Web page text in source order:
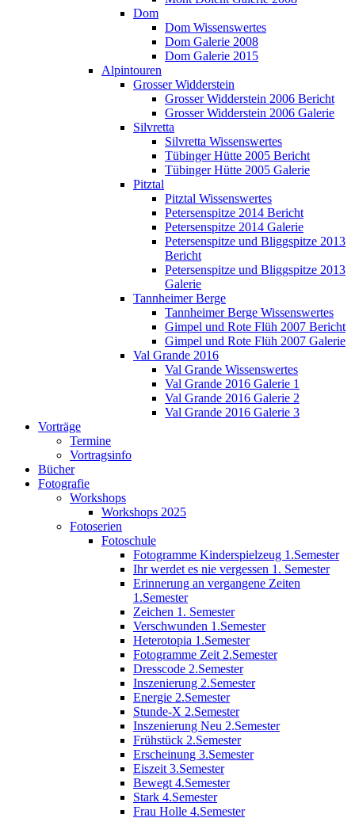
Dom
Dom Wissenswertes
Dom Galerie 2008
Dom Galerie 2015
Alpintouren
Grosser Widderstein
Grosser Widderstein 2006 Bericht
Grosser Widderstein 2006 Galerie
Silvretta
Silvretta Wissenswertes
Tübinger Hütte 2005 Bericht
Tübinger Hütte 2005 Galerie
Pitztal
Pitztal Wissenswertes
Petersenspitze 2014 Bericht
Petersenspitze 2014 Galerie
Petersenspitze und Bliggspitze 2013
Bericht
Petersenspitze und Bliggspitze 2013
Galerie
Tannheimer Berge
Tannheimer Berge Wissenswertes
Gimpel und Rote Flüh 2007 Bericht
Gimpel und Rote Flüh 2007 Galerie
Val Grande 2016
Val Grande Wissenswertes
Val Grande 2016 Galerie 1
Val Grande 2016 Galerie 2
Val Grande 2016 Galerie 3
Vorträge
Termine
Vortragsinfo
Bücher
Fotografie
Workshops
Workshops 2025
Fotoserien
Fotoschule
Fotogramme Kinderspielzeug 1.Semester
Ihr werdet es nie vergessen 1. Semester
Erinnerung an vergangene Zeiten
1.Semester
Zeichen 1. Semester
Verschwunden 1.Semester
Heterotopia 1.Semester
Fotogramme Zeit 2.Semester
Dresscode 2.Semester
Inszenierung 2.Semester
Energie 2.Semester
Stunde-X 2.Semester
Inszenierung Neu 2.Semester
Frühstück 2.Semester
Erscheinung 3.Semester
Eiszeit 3.Semester
Bewegt 4.Semester
Stark 4.Semester
Frau Holle 4.Semester